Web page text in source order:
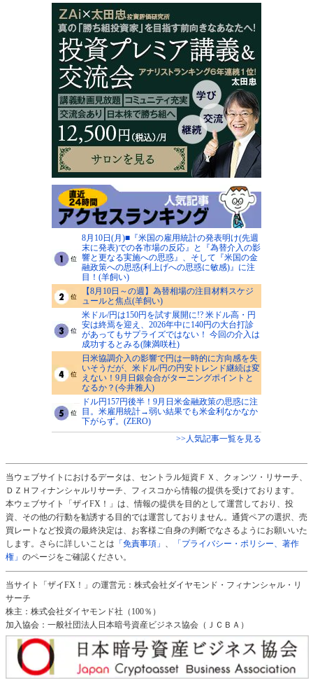
8月10日(月)■『米国の雇用統計の発表明け(先週
末に発表)での各市場の反応』と『為替介入の影
響と更なる実施への思惑』、そして『米国の金
融政策への思惑(利上げへの思惑に敏感)』に注
目！(羊飼い)
【8月10日～の週】為替相場の注目材料スケジ
ュールと焦点(羊飼い)
米ドル/円は150円を試す展開に!? 米ドル高・円
安は終焉を迎え、2026年中に140円の大台打診
があってもサプライズではない！ 今回の介入は
成功するとみる(陳満咲杜)
日米協調介入の影響で円は一時的に方向感を失
いそうだが、米ドル/円の円安トレンド継続は変
えない！9月日銀会合がターニングポイントと
なるか？(今井雅人)
ドル円157円後半！9月日米金融政策の思惑に注
目。米雇用統計→弱い結果でも米金利なかなか
下がらず。(ZERO)
>>人気記事一覧を見る
当ウェブサイトにおけるデータは、セントラル短資ＦＸ、クォンツ・リサーチ、
ＤＺＨフィナンシャルリサーチ、フィスコから情報の提供を受けております。
本ウェブサイト「ザイFX！」は、情報の提供を目的として運営しており、投
資、その他の行動を勧誘する目的では運営しておりません。通貨ペアの選択、売
買レートなど投資の最終決定は、お客様ご自身の判断でなさるようにお願いいた
します。さらに詳しいことは 「免責事項」 、
「プライバシー・ポリシー、著作
権」 のページをご確認ください。
当サイト「ザイFX！」の運営元：株式会社ダイヤモンド・フィナンシャル・リ
サーチ
株主：株式会社ダイヤモンド社（100％）
加入協会：一般社団法人日本暗号資産ビジネス協会（ＪＣＢＡ）